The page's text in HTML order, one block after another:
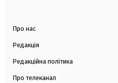
Про нас
Редакція
Редакційна політика
Про телеканал